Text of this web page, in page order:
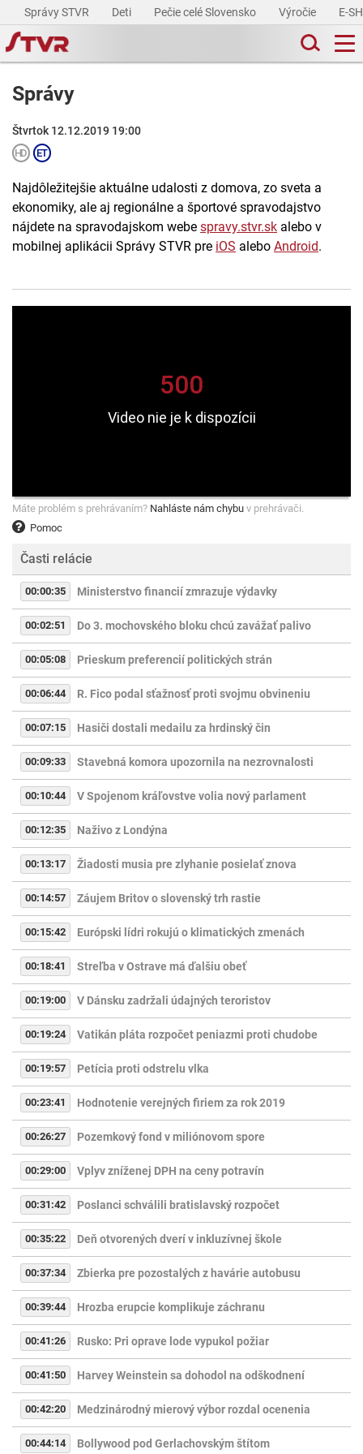
Správy STVR Deti Pečie celé Slovensko Výročie E-
Správy
Štvrtok 12.12.2019 19:00
Najdôležitejšie aktuálne udalosti z domova, zo sveta a
ekonomiky, ale aj regionálne a športové spravodajstvo
nájdete na spravodajskom webe spravy.stvr.sk alebo v
mobilnej aplikácii Správy STVR pre iOS alebo Android.
Pomoc
Máte problém s prehrávaním? Nahláste nám chybu v prehrávači.
Časti relácie
00:00:35 Ministerstvo financií zmrazuje výdavky
00:02:51 Do 3. mochovského bloku chcú zavážať palivo
00:05:08 Prieskum preferencií politických strán
00:06:44 R. Fico podal sťažnosť proti svojmu obvineniu
00:07:15 Hasiči dostali medailu za hrdinský čin
00:09:33 Stavebná komora upozornila na nezrovnalosti
00:10:44 V Spojenom kráľovstve volia nový parlament
00:12:35 Naživo z Londýna
00:13:17 Žiadosti musia pre zlyhanie posielať znova
00:14:57 Záujem Britov o slovenský trh rastie
00:15:42 Európski lídri rokujú o klimatických zmenách
00:18:41 Streľba v Ostrave má ďalšiu obeť
00:19:00 V Dánsku zadržali údajných teroristov
00:19:24 Vatikán pláta rozpočet peniazmi proti chudobe
00:19:57 Petícia proti odstrelu vlka
00:23:41 Hodnotenie verejných firiem za rok 2019
00:26:27 Pozemkový fond v miliónovom spore
00:29:00 Vplyv zníženej DPH na ceny potravín
00:31:42 Poslanci schválili bratislavský rozpočet
00:35:22 Deň otvorených dverí v inkluzívnej škole
00:37:34 Zbierka pre pozostalých z havárie autobusu
00:39:44 Hrozba erupcie komplikuje záchranu
00:41:26 Rusko: Pri oprave lode vypukol požiar
00:41:50 Harvey Weinstein sa dohodol na odškodnení
00:42:20 Medzinárodný mierový výbor rozdal ocenenia
00:44:14 Bollywood pod Gerlachovským štítom